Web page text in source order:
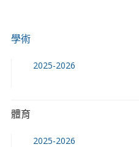
學術
2025-2026
體育
2025-2026